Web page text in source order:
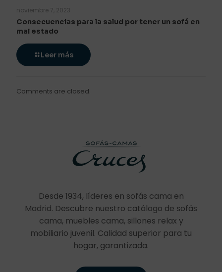
noviembre 7, 2023
Consecuencias para la salud por tener un sofá en
mal estado
Leer más
Comments are closed.
Desde 1934, líderes en sofás cama en
Madrid. Descubre nuestro catálogo de sofás
cama, muebles cama, sillones relax y
mobiliario juvenil. Calidad superior para tu
hogar, garantizada.